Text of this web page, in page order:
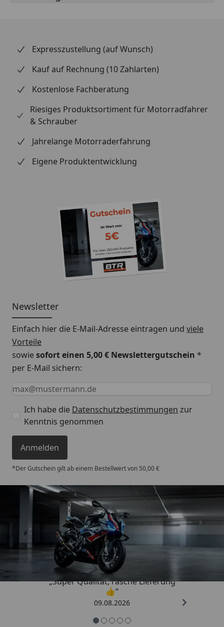
unter dem Motto SOUND – STYLE – EMOTION.
Expresszustellung (auf Wunsch)
Kauf auf Rechnung (10 Zahlarten)
Kostenlose Fachberatung
Riesiges Produktsortiment für Motorradfahrer
& Schrauber
Jahrelange Motorraderfahrung
Eigene Produktentwicklung
Newsletter
Einfach hier die E-Mail-Adresse eintragen und viele
Vorteile
sowiesofort einen 5,00 € Newslettergutschein *
per E-Mail sichern:
Keine Eingabe erforderlich
Eingabe erforderlich
E-Mail *
Ich habe die Datenschutzbestimmungen zur
Kenntnis genommen
Anmelden
*Der Gutschein gilt ab einem Bestellwert von 50,00 €
Trusted Shops
4,85/ 5
„Super Qualität, rasche Lieferung
👍“
09.08.2026